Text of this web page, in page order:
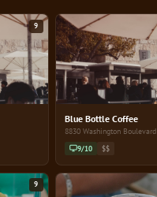
9
Blue Bottle Coffee
8830 Washington Boulevard
9/10 $$
9